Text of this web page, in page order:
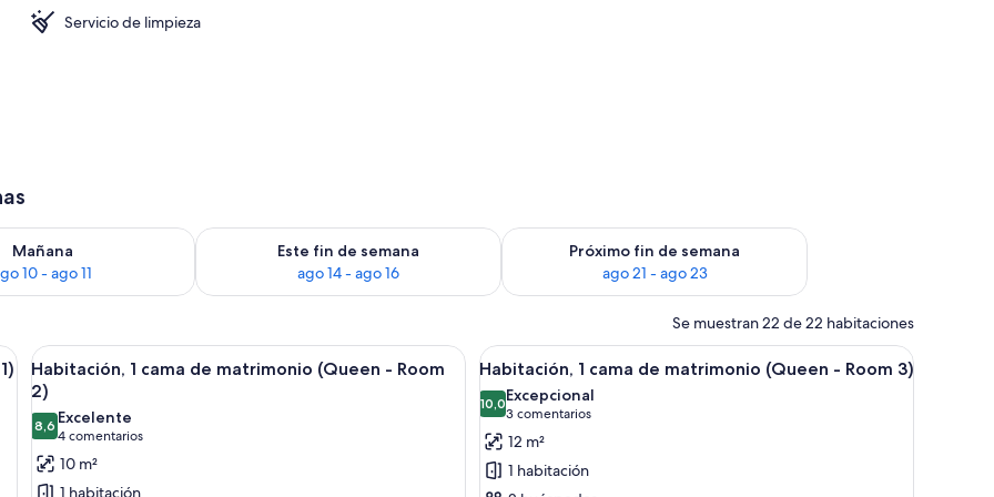
Servicio de limpieza
10
Mañana
10 - ago 11
para mañana, ago 10 - ago 11
Este fin de semana
ago 14 - ago 16
Consulta la disponibilidad para este fin de semana, ago 14 - ago 16
Próximo fin de semana
ago 21 - ago 23
Consulta la disponibilidad para el próximo fin de semana,
Se muestran 22 de 22 habitaciones
mesita de noche, lámpara y una silla.
Abrir
todas
las
fotos
de
Habitación,
Habitación, 1 cama de matrimonio (Queen - Room 2) | Ropa de cama de alta calidad y colchones viscoelásticos
6
Habitación, 1 cama de matrimonio (Queen - Room
2)
8,68,6 de 10
Excelente
4 comentarios
(4 comentarios)
10 m²
1 habitación
Abrir
todas
las
fotos
de
Habitación,
Un dormitorio ordenado con una cama
6
Habitación, 1 cama de matrimonio (Queen - Room 3)
10,010,0 de 10
Excepcional
3 comentarios
(3 comentarios)
12 m²
1 habitación